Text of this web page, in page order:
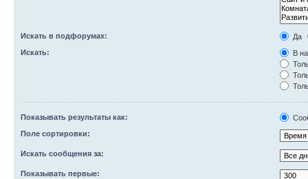
Искать в подфорумах:
Да
Искать:
В
Показывать результаты как:
Поле сортировки:
Искать сообщения за:
Показывать первые: